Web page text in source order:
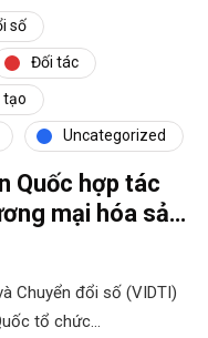
số
Đối tác
tạo
Uncategorized
Quốc hợp tác
mại hóa sản
Chuyển đổi số (VIDTI)
tổ chức…